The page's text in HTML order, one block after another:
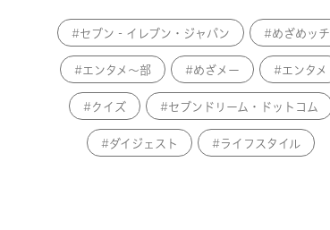
セブン‐イレブン・ジャパン めざめッチ
エンタメ～部 めざメー エンタメ
クイズ セブンドリーム・ドットコム
ダイジェスト ライフスタイル